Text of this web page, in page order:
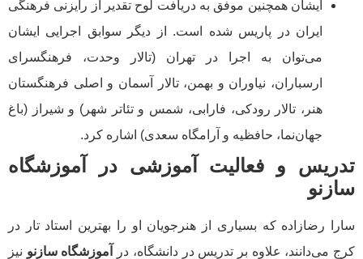
ایشان همچنین موفق به دریافت لوح تقدیر از رایزنی فرهنگی
ایران در پاریس شده است. از دیگر سوابق اجرایی ایشان
می‌توان به اجرا در تهران (تالار وحدت، فرهنگسرای
ارسباران، نیاوران و بهمن، تالار آسمان و اصلی فرهنگستان
هنر، تالار رودکی، فارابی، شمس و تئاتر شهر) و شیراز (باغ
جهان‌نما، حافظیه و آرامگاه سعدی) اشاره کرد.
تدریس و فعالیت آموزشی در آموزشگاه
سازنو
سارا رضازاده که بسیاری از هنرجویان او را بهترین استاد تار در
کرج می‌دانند، علاوه بر تدریس در دانشگاه، در
آموزشگاه سازنو نیز